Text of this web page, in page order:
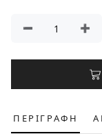
ΠΕΡΙΓΡΑΦΗ